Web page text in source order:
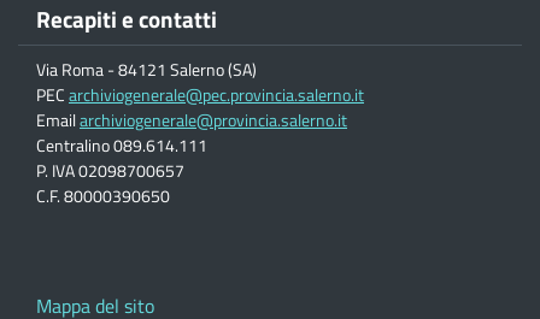
Recapiti e contatti
Via Roma - 84121 Salerno (SA)
PECarchiviogenerale@pec.provincia.salerno.it
Emailarchiviogenerale@provincia.salerno.it
Centralino 089.614.111
P. IVA 02098700657
C.F. 80000390650
Mappa del sito